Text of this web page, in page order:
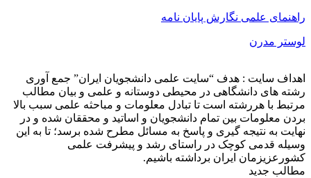
راهنمای علمی نگارش پایان نامه
لوستر مدرن
اهداف سایت : هدف “سایت علمی دانشجویان ایران” جمع آوری
رشته های دانشگاهی در محیطی دوستانه و علمی و بیان مطالب
مرتبط با هررشته است تا تبادل معلومات و مباحثه علمی سبب بالا
بردن معلومات بین تمام دانشجویان و اساتید و محققان شده و در
نهایت به نتیجه گیری و پاسخ به مسائل مطرح شده برسد؛ تا به این
وسیله قدمی کوچک در راستای رشد و پیشرفت علمی
کشورعزیزمان ایران برداشته باشیم.
مطالب جدید